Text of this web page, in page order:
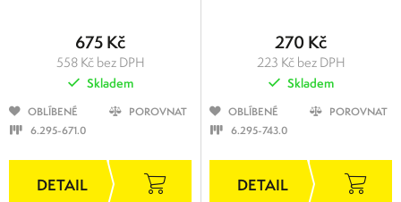
675 Kč
558 Kč bez DPH
Skladem
OBLÍBENÉ
POROVNAT
6.295-671.0
270 Kč
223 Kč bez DPH
Skladem
OBLÍBENÉ
POROVNAT
6.295-743.0